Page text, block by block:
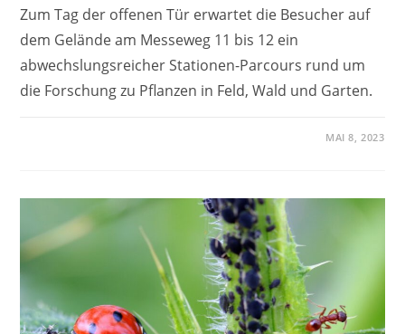
Zum Tag der offenen Tür erwartet die Besucher auf
dem Gelände am Messeweg 11 bis 12 ein
abwechslungsreicher Stationen-Parcours rund um
die Forschung zu Pflanzen in Feld, Wald und Garten.
MAI 8, 2023